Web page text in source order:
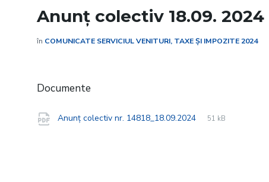
Anunț colectiv 18.09. 2024
în COMUNICATE SERVICIUL VENITURI, TAXE ȘI IMPOZITE 2024
Documente
Anunț colectiv nr. 14818_18.09.2024
File
pdf
File
51 kB